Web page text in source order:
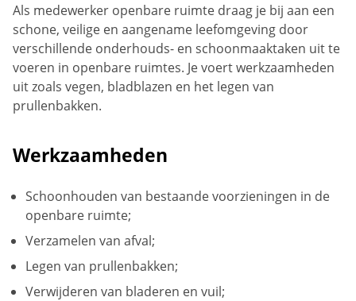
Als medewerker openbare ruimte draag je bij aan een
schone, veilige en aangename leefomgeving door
verschillende onderhouds- en schoonmaaktaken uit te
voeren in openbare ruimtes. Je voert werkzaamheden
uit zoals vegen, bladblazen en het legen van
prullenbakken.
Werkzaamheden
Schoonhouden van bestaande voorzieningen in de
openbare ruimte;
Verzamelen van afval;
Legen van prullenbakken;
Verwijderen van bladeren en vuil;